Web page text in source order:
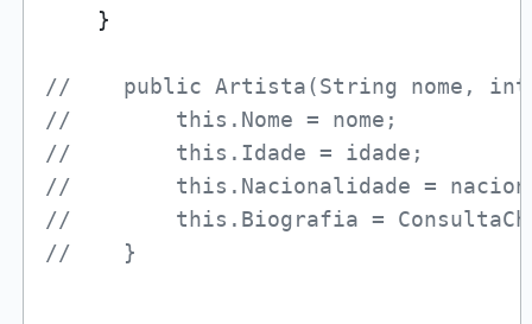
    }
//    public Artista(String nome, int
//        this.Nome = nome;
//        this.Idade = idade;
//        this.Nacionalidade =
//        this.Biografia =
//    }